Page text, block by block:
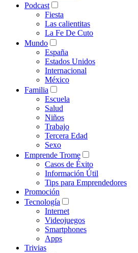
Podcast
Fiesta
Las calientitas
La Fe De Cuto
Mundo
España
Estados Unidos
Internacional
México
Familia
Escuela
Salud
Niños
Trabajo
Tercera Edad
Sexo
Emprende Trome
Casos de Éxito
Información Útil
Tips para Emprendedores
Promoción
Tecnología
Internet
Videojuegos
Smartphones
Apps
Trivias